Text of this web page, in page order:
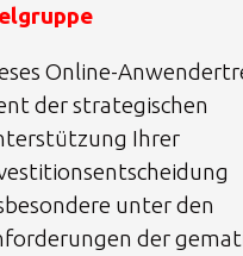
Online-
der strategischen
Ihrer
unter den
der